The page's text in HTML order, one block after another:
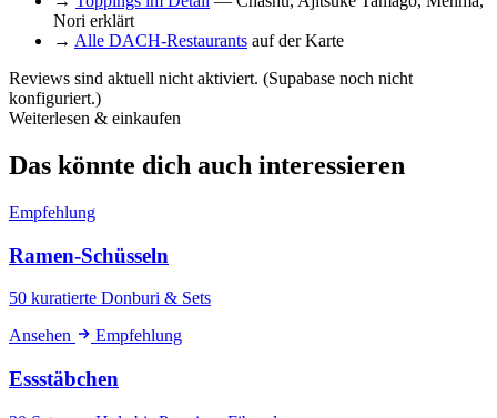
Nori erklärt
→ Alle DACH-Restaurants auf der Karte
Reviews sind aktuell nicht aktiviert. (Supabase noch nicht
konfiguriert.)
Weiterlesen & einkaufen
Das könnte dich auch interessieren
Empfehlung
Ramen-Schüsseln
50 kuratierte Donburi & Sets
Ansehen
Empfehlung
Essstäbchen